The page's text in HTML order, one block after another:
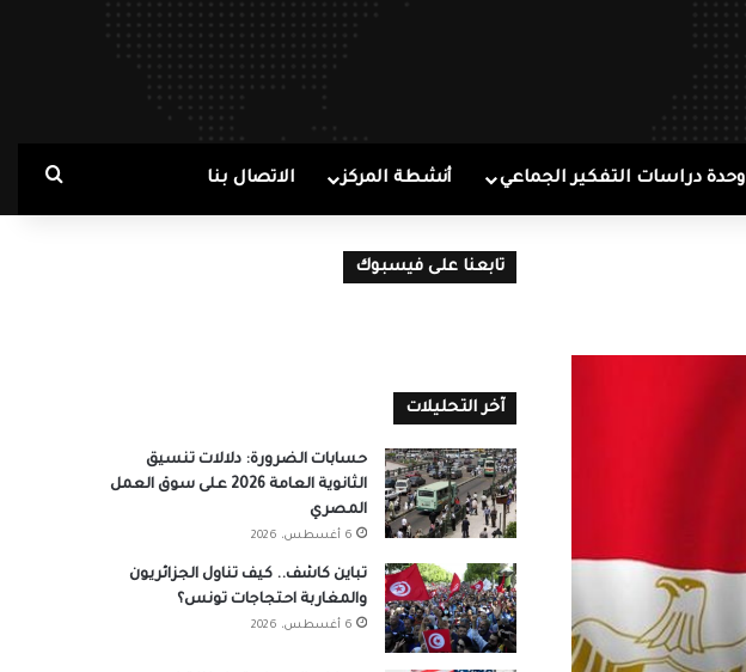
وحدة دراسات التفكير الجماعي أنشطة المركز الاتصال بنا بحث
تابعنا على فيسبوك
آخر التحليلات
حسابات الضرورة: دلالات تنسيق
الثانوية العامة 2026 على سوق العمل
المصري
6 أغسطس، 2026
تباين كاشف.. كيف تناول الجزائريون
والمغاربة احتجاجات تونس؟
6 أغسطس، 2026